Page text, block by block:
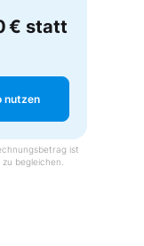
€ statt
nutzen
ist
begleichen.